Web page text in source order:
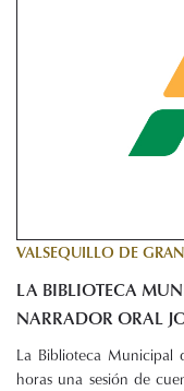
VALSEQUILLO DE
LA BIBLIOTECA
NARRADOR ORAL
La Biblioteca Municipal
horas una sesión de